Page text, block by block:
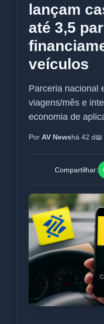
lançam
até 3,5
veículos
Parceria nacional
viagens/mês e
economia de
Por AV Newshá 42 d
Compartilhar: